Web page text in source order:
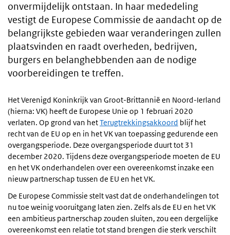
onvermijdelijk ontstaan. In haar mededeling
vestigt de Europese Commissie de aandacht op de
belangrijkste gebieden waar veranderingen zullen
plaatsvinden en raadt overheden, bedrijven,
burgers en belanghebbenden aan de nodige
voorbereidingen te treffen.
Het Verenigd Koninkrijk van Groot-Brittannië en Noord-Ierland
(hierna: VK) heeft de Europese Unie op 1 februari 2020
verlaten. Op grond van hetTerugtrekkingsakkoord blijf het
recht van de EU op en in het VK van toepassing gedurende een
overgangsperiode. Deze overgangsperiode duurt tot 31
december 2020. Tijdens deze overgangsperiode moeten de EU
en het VK onderhandelen over een overeenkomst inzake een
nieuw partnerschap tussen de EU en het VK.
De Europese Commissie stelt vast dat de onderhandelingen tot
nu toe weinig vooruitgang laten zien. Zelfs als de EU en het VK
een ambitieus partnerschap zouden sluiten, zou een dergelijke
overeenkomst een relatie tot stand brengen die sterk verschilt